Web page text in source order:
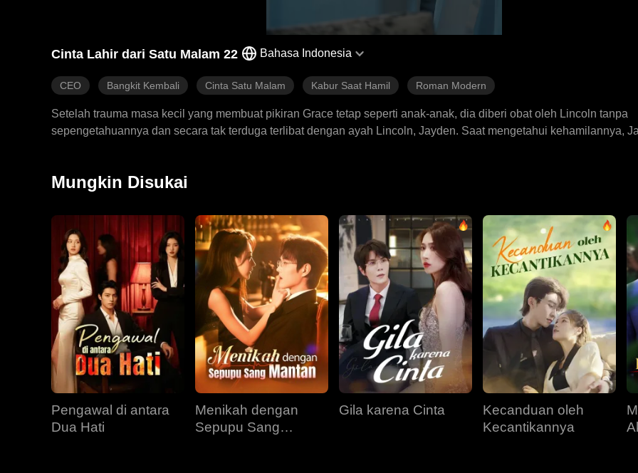
Cinta Lahir dari Satu Malam 22 Bahasa Indonesia
CEO Bangkit Kembali Cinta Satu Malam Kabur Saat Hamil Roman Modern
Setelah trauma masa kecil yang membuat pikiran Grace tetap seperti anak-anak, dia diberi obat oleh Lincoln tanpa
sepengetahuannya dan secara tak terduga terlibat dengan ayah Lincoln, Jayden. Saat mengetahui kehamilannya,
Mungkin Disukai
Pengawal di antara
Dua Hati
Menikah dengan
Sepupu Sang
Gila karena Cinta
Kecanduan oleh
Kecantikannya